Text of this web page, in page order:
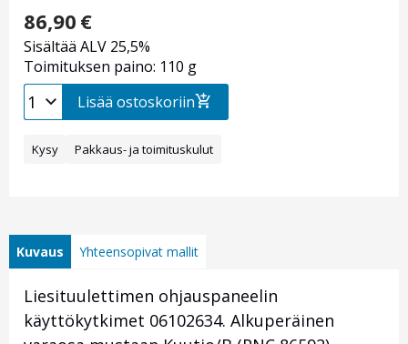
86,90 €
Sisältää ALV 25,5%
Toimituksen paino: 110 g
Lisää ostoskoriin
Kysy Pakkaus- ja toimituskulut
Kuvaus Yhteensopivat mallit
Liesituulettimen ohjauspaneelin
käyttökytkimet 06102634. Alkuperäinen